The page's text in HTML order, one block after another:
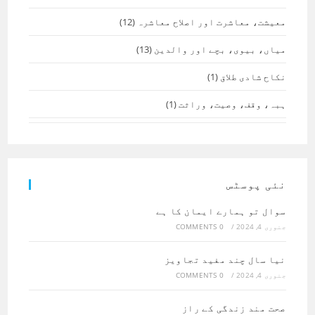
معیشت، معاشرت اور اصلاح معاشرہ (12)
میاں، بیوی، بچے اور والدین (13)
نکاح شادی طلاق (1)
ہبہ، وقف، وصیت، وراثت(1)
نئی پوسٹس
سوال تو ہمارے ایمان کا ہے
جنوری 4, 2024 /
0 COMMENTS
نیا سال چند مفید تجاویز
جنوری 4, 2024 /
0 COMMENTS
صحت مند زندگی کے راز